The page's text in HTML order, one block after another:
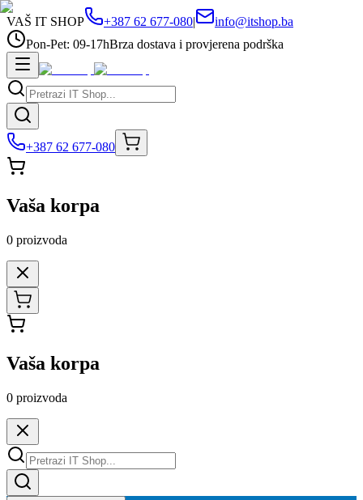
VAŠ IT SHOP +387 62 677-080|
info@itshop.ba
Pon-Pet: 09-17hBrza dostava i provjerena podrška
+387 62 677-080
Vaša korpa
0 proizvoda
Vaša korpa
0 proizvoda